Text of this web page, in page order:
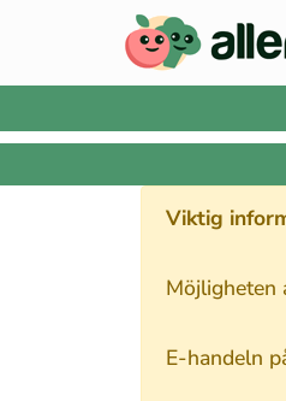
Viktig
Möjligheten
E-handeln